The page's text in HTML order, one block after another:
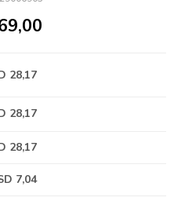
28,17
28,17
28,17
7,04